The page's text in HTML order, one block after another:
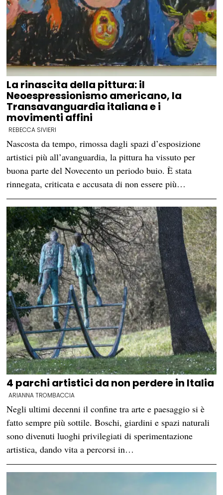
La rinascita della pittura: il
Neoespressionismo americano, la
Transavanguardia italiana e i
movimenti affini
REBECCA SIVIERI
Nascosta da tempo, rimossa dagli spazi d’esposizione
artistici più all’avanguardia, la pittura ha vissuto per
buona parte del Novecento un periodo buio. È stata
rinnegata, criticata e accusata di non essere più…
4 parchi artistici da non perdere in Italia
ARIANNA TROMBACCIA
Negli ultimi decenni il confine tra arte e paesaggio si è
fatto sempre più sottile. Boschi, giardini e spazi naturali
sono divenuti luoghi privilegiati di sperimentazione
artistica, dando vita a percorsi in…